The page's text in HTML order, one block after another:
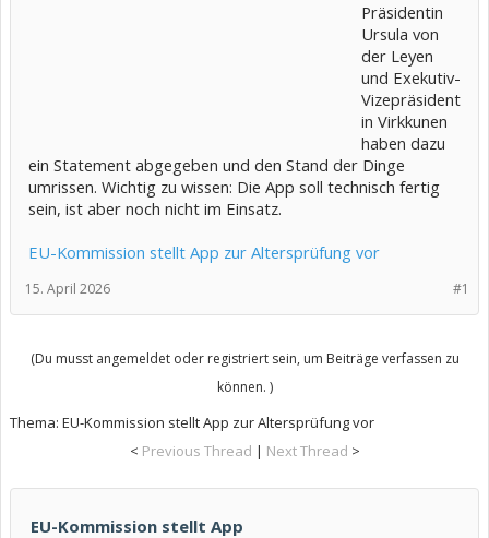
Präsidentin
Ursula von
der Leyen
und Exekutiv-
Vizepräsident
in Virkkunen
haben dazu
ein Statement abgegeben und den Stand der Dinge
umrissen. Wichtig zu wissen: Die App soll technisch fertig
sein, ist aber noch nicht im Einsatz.
EU-Kommission stellt App zur Altersprüfung vor
#1
15. April 2026
(Du musst angemeldet oder registriert sein, um Beiträge verfassen zu
können. )
Thema: EU-Kommission stellt App zur Altersprüfung vor
< Previous Thread | Next Thread >
EU-Kommission stellt App